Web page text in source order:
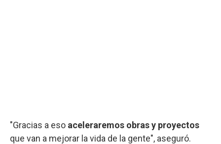
"Gracias a eso aceleraremos obras y proyectos
que van a mejorar la vida de la gente", aseguró.